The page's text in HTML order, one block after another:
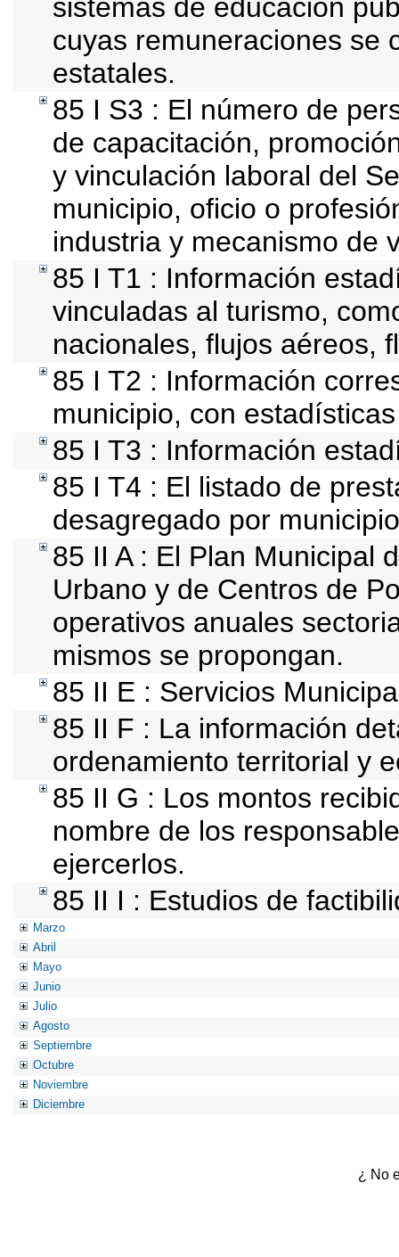
sistemas de educación
cuyas remuneraciones se
estatales.
85 I S3 : El número de
de capacitación,
y vinculación laboral del
municipio, oficio o
industria y mecanismo de
85 I T1 : Información
vinculadas al turismo,
nacionales, flujos aéreos,
85 I T2 : Información
municipio, con
85 I T3 : Información
85 I T4 : El listado de
desagregado por
85 II A : El Plan Municipal
Urbano y de Centros de
operativos anuales
mismos se propongan.
85 II E : Servicios
85 II F : La información
ordenamiento territorial y
85 II G : Los montos
nombre de los
ejercerlos.
85 II I : Estudios de
Marzo
Abril
Mayo
Junio
Julio
Agosto
Septiembre
Octubre
Noviembre
Diciembre
¿ No